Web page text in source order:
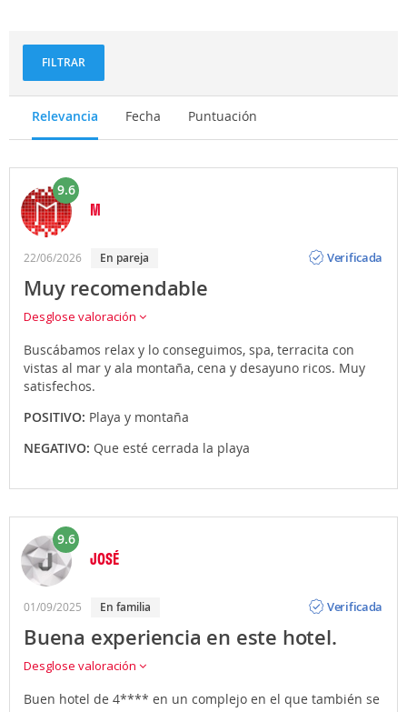
FILTRAR
Relevancia Fecha Puntuación
9.6
M
22/06/2026 en pareja
Verificada
Muy recomendable
Desglose valoración
Buscábamos relax y lo conseguimos, spa, terracita con
vistas al mar y ala montaña, cena y desayuno ricos. Muy
satisfechos.
POSITIVO: Playa y montaña
NEGATIVO: Que esté cerrada la playa
9.6
JOSÉ
01/09/2025 en familia
Verificada
Buena experiencia en este hotel.
Desglose valoración
Buen hotel de 4**** en un complejo en el que también se